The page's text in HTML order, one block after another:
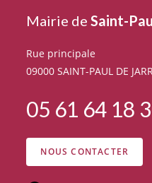
Mairie deSaint-
Rue principale
09000 SAINT-PAUL DE
05 61 64 18
NOUS CONTACTER